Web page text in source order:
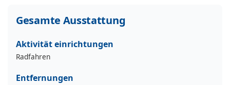
Gesamte Ausstattung
Aktivität einrichtungen
Radfahren
Entfernungen